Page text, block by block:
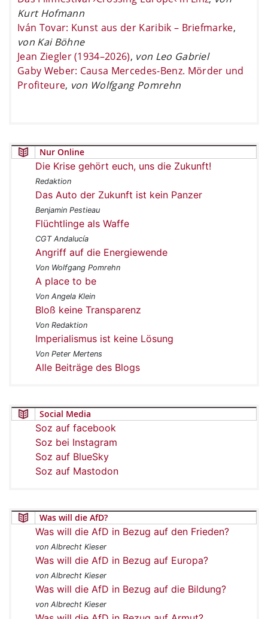
Kurt Hofmann
Iván Tovar: Kunst aus der Karibik – Briefmarke,
von Kai Böhne
Jean Ziegler (1934–2026), von Leo Gabriel
Gaby Weber: Causa Mercedes-Benz. Mörder und
Profiteure, von Wolfgang Pomrehn
Nur Online
Die Krise gehört euch, uns die Zukunft!
Redaktion
Das Auto der Zukunft ist kein Panzer
Benjamin Pestieau
Flüchtlinge als Waffe
CGT Andalucía
Angriff auf die Energiewende
Von Wolfgang Pomrehn
A place to be
Von Angela Klein
Bloß keine Transparenz
Von Redaktion
Imperialismus ist keine Lösung
Von Peter Mertens
Alle Beiträge des Blogs
Social Media
Soz auf facebook
Soz bei Instagram
Soz auf BlueSky
Soz auf Mastodon
Was will die AfD?
Was will die AfD in Bezug auf den Frieden?
von Albrecht Kieser
Was will die AfD in Bezug auf Europa?
von Albrecht Kieser
Was will die AfD in Bezug auf die Bildung?
von Albrecht Kieser